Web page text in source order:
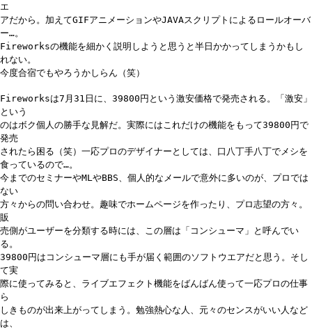
エ
アだから。加えてGIFアニメーションやJAVAスクリプトによるロールオーバ
ー…。
Fireworksの機能を細かく説明しようと思うと半日かかってしまうかもし
れない。
今度合宿でもやろうかしらん（笑）
Fireworksは7月31日に、39800円という激安価格で発売される。「激安」
という
のはボク個人の勝手な見解だ。実際にはこれだけの機能をもって39800円で
発売
されたら困る（笑）一応プロのデザイナーとしては、口八丁手八丁でメシを
食っているので…。
今までのセミナーやMLやBBS、個人的なメールで意外に多いのが、プロでは
ない
方々からの問い合わせ。趣味でホームページを作ったり、プロ志望の方々。
販
売側がユーザーを分類する時には、この層は「コンシューマ」と呼んでい
る。
39800円はコンシューマ層にも手が届く範囲のソフトウエアだと思う。そし
て実
際に使ってみると、ライブエフェクト機能をばんばん使って一応プロの仕事
ら
しきものが出来上がってしまう。勉強熱心な人、元々のセンスがいい人など
は、